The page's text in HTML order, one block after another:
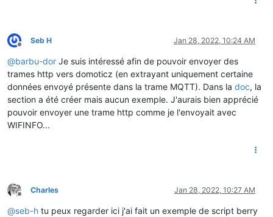
Offline
Seb H Jan 28, 2022, 10:24 AM
@barbu-dor Je suis intéressé afin de pouvoir envoyer des
trames http vers domoticz (en extrayant uniquement certaine
données envoyé présente dans la trame MQTT). Dans la doc, la
section a été créer mais aucun exemple. J'aurais bien apprécié
pouvoir envoyer une trame http comme je l'envoyait avec
WIFINFO...
Offline
Charles Jan 28, 2022, 10:27 AM
@seb-h tu peux regarder ici j'ai fait un exemple de script berry